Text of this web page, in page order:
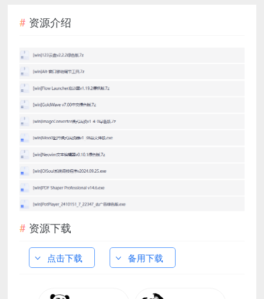
资源介绍
资源下载
点击下载 备用下载